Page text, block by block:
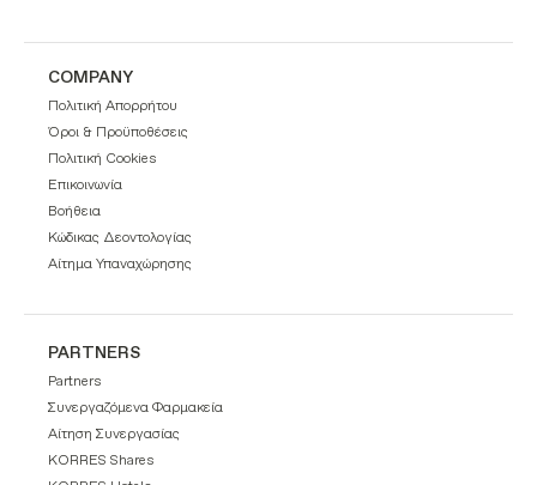
GR EN
COMPANY
Πολιτική Απορρήτου
Όροι & Προϋποθέσεις
Πολιτική Cookies
Επικοινωνία
Βοήθεια
Κώδικας Δεοντολογίας
Αίτημα Υπαναχώρησης
PARTNERS
Partners
Συνεργαζόμενα Φαρμακεία
Αίτηση Συνεργασίας
KORRES Shares